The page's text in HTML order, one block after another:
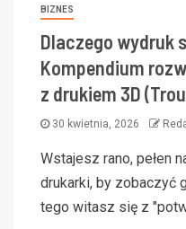
BIZNES
Dlaczego wydruk
Kompendium
z drukiem 3D
30 kwietnia, 2026
Wstajesz rano, pełen
drukarki, by zobaczyć
tego witasz się z